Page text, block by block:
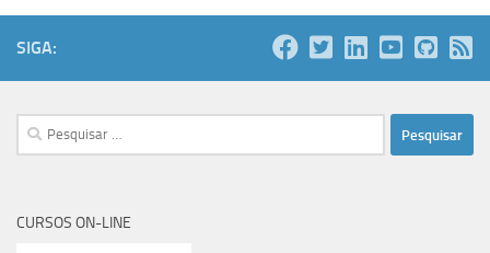
SIGA:
Pesquisar
por:
CURSOS ON-LINE